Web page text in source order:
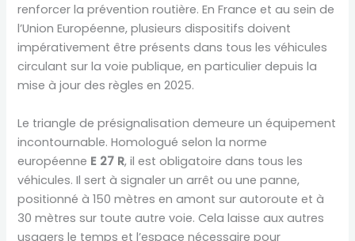
renforcer la prévention routière. En France et au sein de
l’Union Européenne, plusieurs dispositifs doivent
impérativement être présents dans tous les véhicules
circulant sur la voie publique, en particulier depuis la
mise à jour des règles en 2025.
Le triangle de présignalisation demeure un équipement
incontournable. Homologué selon la norme
européenne E 27 R, il est obligatoire dans tous les
véhicules. Il sert à signaler un arrêt ou une panne,
positionné à 150 mètres en amont sur autoroute et à
30 mètres sur toute autre voie. Cela laisse aux autres
usagers le temps et l’espace nécessaire pour